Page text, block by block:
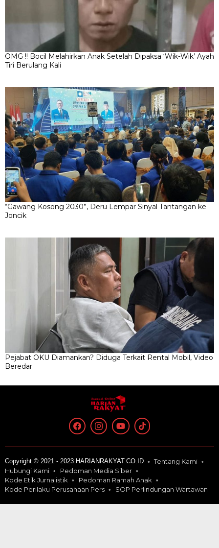
OMG !! Bocil Melahirkan Anak Setelah Dipaksa ‘Wik-Wik’ Ayah
Tiri Berulang Kali
“Gawang Kosong 2030”, Deru Lempar Sinyal Tantangan ke
Joncik
Pejabat OKU Diamankan? Diduga Terkait Rental Mobil, Video
Beredar
Copyright © 2021 - 2023 HARIANRAKYAT.CO.ID
Tentang Kami
Hubungi Kami
Pedoman Media Siber
Kode Etik Jurnalistik
Pedoman Ramah Anak
Kode Perilaku Perusahaan Pers
SOP Perlindungan Wartawan